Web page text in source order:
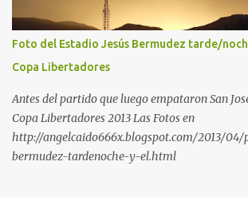
Foto del Estadio Jesús Bermudez tarde/
Copa Libertadores
Antes del partido que luego empataron San
Copa Libertadores 2013 Las Fotos en
http://angelcaido666x.blogspot.com/2013/04/
bermudez-tardenoche-y-el.html